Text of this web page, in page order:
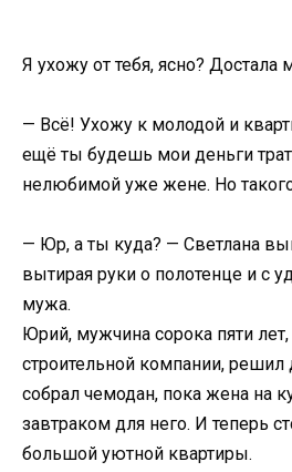
Я ухожу от тебя, ясно? Достала
— Всё! Ухожу к молодой и
ещё ты будешь мои деньги
нелюбимой уже жене. Но
— Юр, а ты куда? — Светлана
вытирая руки о полотенце и с
мужа.
Юрий, мужчина сорока пяти
строительной компании, решил
собрал чемодан, пока жена на
завтраком для него. И теперь
большой уютной квартиры.